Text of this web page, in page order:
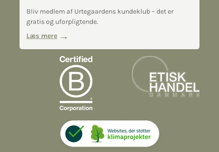
Bliv medlem af Urtegaardens kundeklub – det er
gratis og uforpligtende.
Læs mere